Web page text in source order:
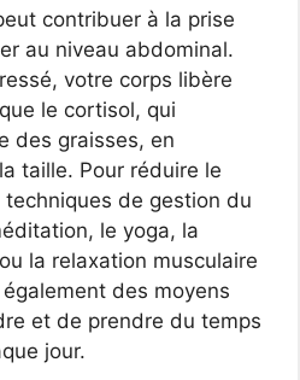
contribuer à la prise
au niveau abdominal.
votre corps libère
le cortisol, qui
des graisses, en
taille. Pour réduire le
de gestion du
le yoga, la
la relaxation musculaire
des moyens
et de prendre du temps
jour.